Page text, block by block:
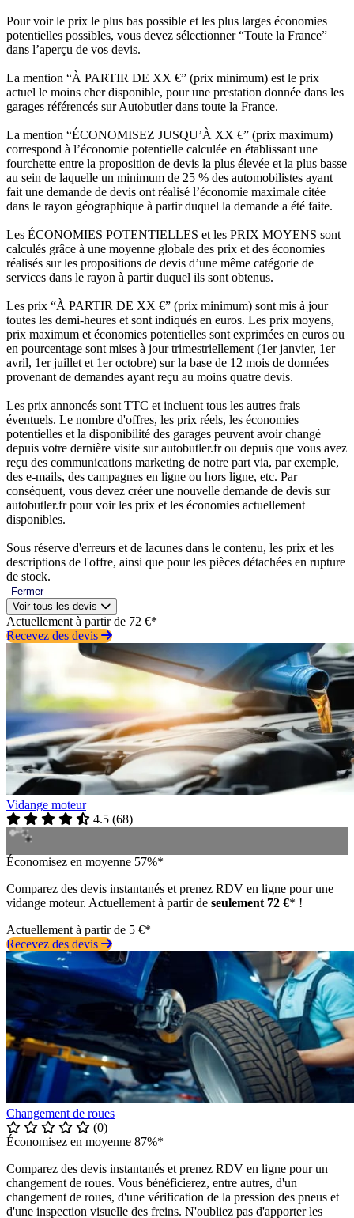
Pour voir le prix le plus bas possible et les plus larges économies
potentielles possibles, vous devez sélectionner “Toute la France”
dans l’aperçu de vos devis.
La mention “À PARTIR DE XX €” (prix minimum) est le prix
actuel le moins cher disponible, pour une prestation donnée dans les
garages référencés sur Autobutler dans toute la France.
La mention “ÉCONOMISEZ JUSQU’À XX €” (prix maximum)
correspond à l’économie potentielle calculée en établissant une
fourchette entre la proposition de devis la plus élevée et la plus basse
au sein de laquelle un minimum de 25 % des automobilistes ayant
fait une demande de devis ont réalisé l’économie maximale citée
dans le rayon géographique à partir duquel la demande a été faite.
Les ÉCONOMIES POTENTIELLES et les PRIX MOYENS sont
calculés grâce à une moyenne globale des prix et des économies
réalisés sur les propositions de devis d’une même catégorie de
services dans le rayon à partir duquel ils sont obtenus.
Les prix “À PARTIR DE XX €” (prix minimum) sont mis à jour
toutes les demi-heures et sont indiqués en euros. Les prix moyens,
prix maximum et économies potentielles sont exprimées en euros ou
en pourcentage sont mises à jour trimestriellement (1er janvier, 1er
avril, 1er juillet et 1er octobre) sur la base de 12 mois de données
provenant de demandes ayant reçu au moins quatre devis.
Les prix annoncés sont TTC et incluent tous les autres frais
éventuels. Le nombre d'offres, les prix réels, les économies
potentielles et la disponibilité des garages peuvent avoir changé
depuis votre dernière visite sur autobutler.fr ou depuis que vous avez
reçu des communications marketing de notre part via, par exemple,
des e-mails, des campagnes en ligne ou hors ligne, etc. Par
conséquent, vous devez créer une nouvelle demande de devis sur
autobutler.fr pour voir les prix et les économies actuellement
disponibles.
Sous réserve d'erreurs et de lacunes dans le contenu, les prix et les
descriptions de l'offre, ainsi que pour les pièces détachées en rupture
de stock.
Fermer
Voir tous les devis
Actuellement à partir de 72 €*
Recevez des devis
Vidange moteur
4.5 (68)
Économisez en moyenne 57%*
Comparez des devis instantanés et prenez RDV en ligne pour une
vidange moteur. Actuellement à partir de seulement 72 €* !
Actuellement à partir de 5 €*
Recevez des devis
Changement de roues
(0)
Économisez en moyenne 87%*
Comparez des devis instantanés et prenez RDV en ligne pour un
changement de roues. Vous bénéficierez, entre autres, d'un
changement de roues, d'une vérification de la pression des pneus et
d'une inspection visuelle des freins. N'oubliez pas d'apporter les